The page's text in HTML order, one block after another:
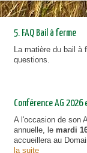
5. FAQ Bail à ferme
La matière du bail à
questions.
Conférence AG
A l'occasion de son
annuelle, le mardi
accueillera au
la suite